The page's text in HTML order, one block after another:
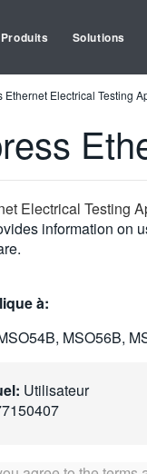
Produits Solutions
Ethernet Electrical Testing
Electrical Testing
information on
à:
MSO56B,
Utilisateur